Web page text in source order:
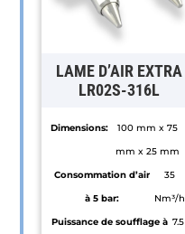
options
peuvent
choisies
la
page
du
produit
LAME D’AIR EXTRA
LR02S-316L
Dimensions:
100 mm x 75
mm x 25 mm
Consommation d’air
à 5 bar:
35
Nm³/h
Puissance de soufflage à 7.5